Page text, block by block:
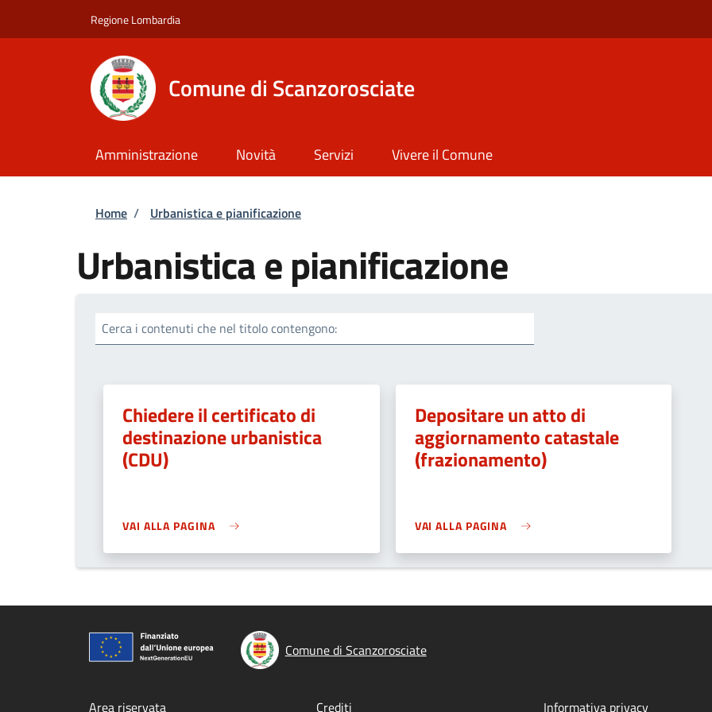
Regione Lombardia
Comune di Scanzorosciate
Amministrazione Novità Servizi Vivere il Comune
Briciole di pane
Home / Urbanistica e pianificazione
Urbanistica e pianificazione
Cerca i contenuti che nel titolo contengono:
Chiedere il certificato di
destinazione urbanistica
(CDU)
VAI ALLA PAGINA
Depositare un atto di
aggiornamento catastale
(frazionamento)
VAI ALLA PAGINA
Comune di Scanzorosciate
Area riservata Crediti Informativa privacy